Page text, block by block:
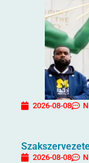
2026-08-08
2026-08-08